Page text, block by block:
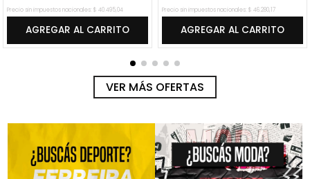
Precio sin impuestos nacionales: $ 40.495,04
AGREGAR AL CARRITO
Precio sin impuestos nacionales: $ 46.280,17
AGREGAR AL CARRITO
VER MÁS OFERTAS